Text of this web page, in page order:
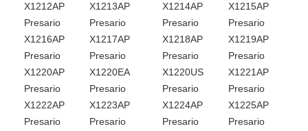
X1212AP
X1213AP
X1214AP
X1215AP
Presario
X1216AP
Presario
X1217AP
Presario
X1218AP
Presario
X1219AP
Presario
X1220AP
Presario
X1220EA
Presario
X1220US
Presario
X1221AP
Presario
X1222AP
Presario
X1223AP
Presario
X1224AP
Presario
X1225AP
Presario
Presario
Presario
Presario